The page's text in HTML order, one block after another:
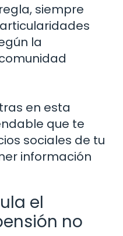
siempre
la
en esta
que te
sociales de tu
información
el
no